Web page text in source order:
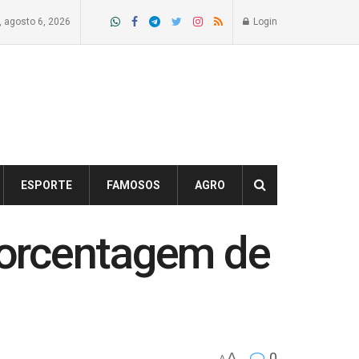
agosto 6, 2026 Login
ESPORTE FAMOSOS AGRO
de